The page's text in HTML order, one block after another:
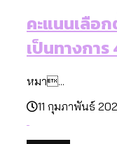
คะแนนเลือ
เป็นทางกา
หมา...
11 กุมภาพันธ์